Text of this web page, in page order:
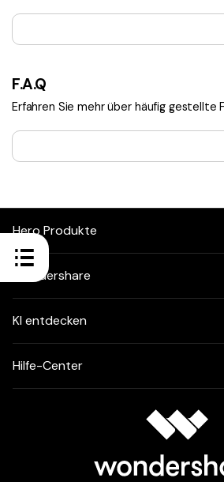
F.A.Q
Erfahren Sie mehr über häufig gestellte
Hero Produkte
Wondershare
KI entdecken
Hilfe-Center